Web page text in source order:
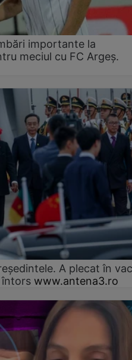
importante la
meciul cu FC Argeş.
A plecat în
întors www.antena3.ro